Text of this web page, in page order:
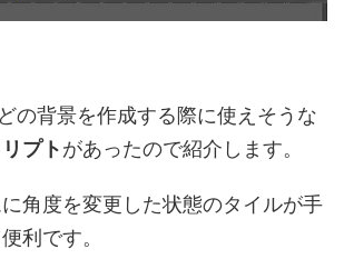
の背景を作成する際に使えそうな
プトがあったので紹介します。
角度を変更した状態のタイルが手
利です。